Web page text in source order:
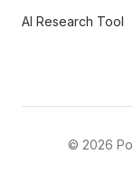
AI Research Tool
© 2026